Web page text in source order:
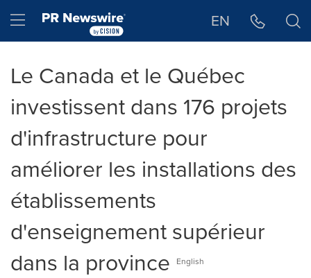
Hamburger menu EN
Le Canada et le Québec
investissent dans 176 projets
d'infrastructure pour
améliorer les installations des
établissements
d'enseignement supérieur
dans la province
English